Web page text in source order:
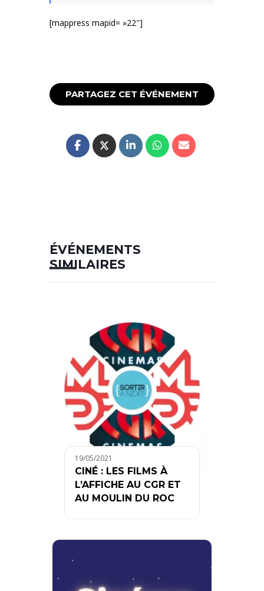
[mappress mapid= »22″]
PARTAGEZ CET ÉVÉNEMENT
ÉVÉNEMENTS
SIMILAIRES
19/05/2021
CINÉ : LES FILMS À
L’AFFICHE AU CGR ET
AU MOULIN DU ROC